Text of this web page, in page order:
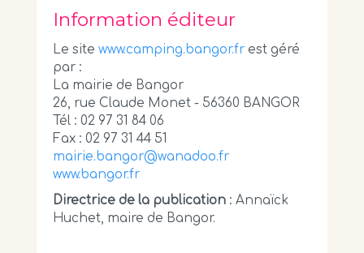
Information éditeur
Le site www.camping.bangor.frest géré
par :
La mairie de Bangor
26, rue Claude Monet - 56360 BANGOR
Tél : 02 97 31 84 06
Fax : 02 97 31 44 51
mairie.bangor@wanadoo.fr
www.bangor.fr
Directrice de la publication: Annaïck
Huchet, maire de Bangor.